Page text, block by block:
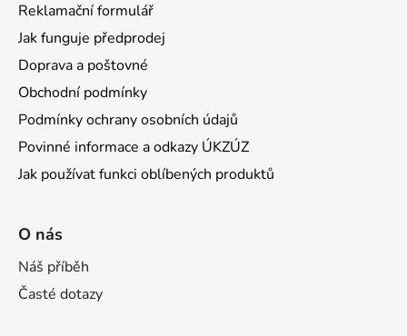
Reklamační formulář
Jak funguje předprodej
Doprava a poštovné
Obchodní podmínky
Podmínky ochrany osobních údajů
Povinné informace a odkazy ÚKZÚZ
Jak používat funkci oblíbených produktů
O nás
Náš příběh
Časté dotazy